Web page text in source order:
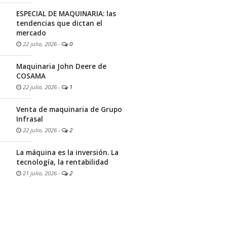
ESPECIAL DE MAQUINARIA: las
tendencias que dictan el
mercado
22 julio, 2026 - 0
Maquinaria John Deere de
COSAMA
22 julio, 2026 - 1
Venta de maquinaria de Grupo
Infrasal
22 julio, 2026 - 2
La máquina es la inversión. La
tecnología, la rentabilidad
21 julio, 2026 - 2